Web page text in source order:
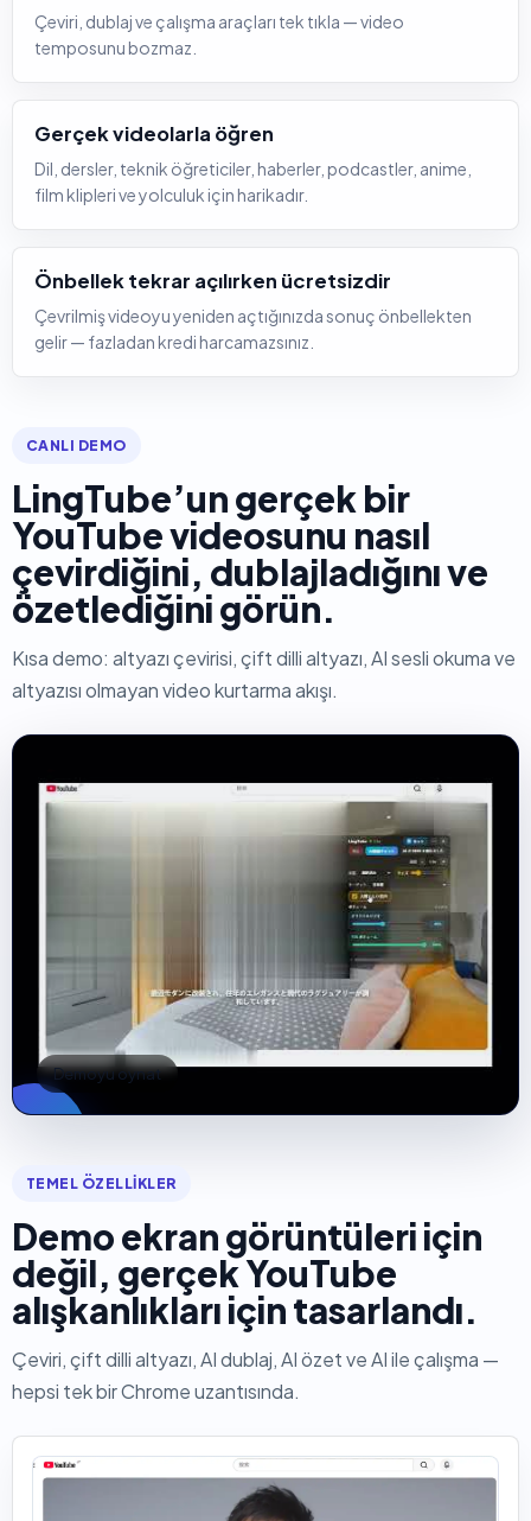
Çeviri, dublaj ve çalışma araçları tek tıkla — video
temposunu bozmaz.
Gerçek videolarla öğren
Dil, dersler, teknik öğreticiler, haberler, podcastler, anime,
film klipleri ve yolculuk için harikadır.
Önbellek tekrar açılırken ücretsizdir
Çevrilmiş videoyu yeniden açtığınızda sonuç önbellekten
gelir — fazladan kredi harcamazsınız.
CANLI DEMO
LingTube’un gerçek bir
YouTube videosunu nasıl
çevirdiğini, dublajladığını ve
özetlediğini görün.
Kısa demo: altyazı çevirisi, çift dilli altyazı, AI sesli okuma ve
altyazısı olmayan video kurtarma akışı.
Demoyu oynat
TEMEL ÖZELLIKLER
Demo ekran görüntüleri için
değil, gerçek YouTube
alışkanlıkları için tasarlandı.
Çeviri, çift dilli altyazı, AI dublaj, AI özet ve AI ile çalışma —
hepsi tek bir Chrome uzantısında.